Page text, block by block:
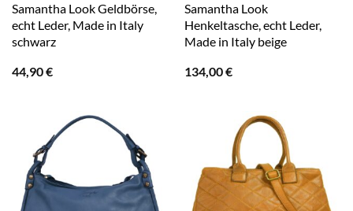
Samantha Look Geldbörse,
echt Leder, Made in Italy
schwarz
44,90€
Samantha Look
Henkeltasche, echt Leder,
Made in Italy beige
134,00€